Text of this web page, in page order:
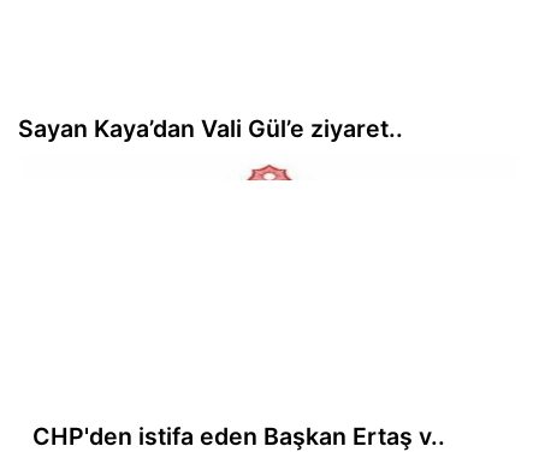
Sayan Kaya’dan Vali Gül’e ziyaret..
CHP'den istifa eden Başkan Ertaş v..